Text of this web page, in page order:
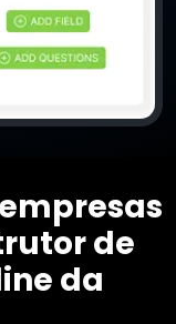
de
da